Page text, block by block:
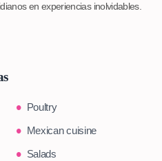
en experiencias inolvidables.
Poultry
Mexican cuisine
Salads